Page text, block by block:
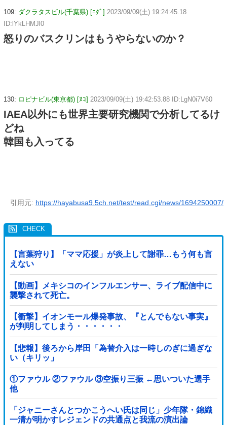
109: ダクラタスビル(千葉県) [ﾆﾀﾞ] 2023/09/09(土) 19:24:45.18
ID:lYkLHMJl0
怒りのバスクリンはもうやらないのか？
130: ロピナビル(東京都) [ﾇｺ] 2023/09/09(土) 19:42:53.88 ID:LgN0i7V60
IAEA以外にも世界主要研究機関で分析してるけ
どね
韓国も入ってる
引用元: https://hayabusa9.5ch.net/test/read.cgi/news/1694250007/
【言葉狩り】「ママ応援」が炎上して謝罪…もう何も言
えない
【動画】メキシコのインフルエンサー、ライブ配信中に
襲撃されて死亡。
【衝撃】イオンモール爆発事故、『とんでもない事実』
が判明してしまう・・・・・・
【悲報】後ろから岸田「為替介入は一時しのぎに過ぎな
い（キリッ」
①ファウル ②ファウル ③空振り三振 ←思いついた選手
他
「ジャニーさんとつかこうへい氏は同じ」少年隊・錦織
一清が明かすレジェンドの共通点と我流の演出論